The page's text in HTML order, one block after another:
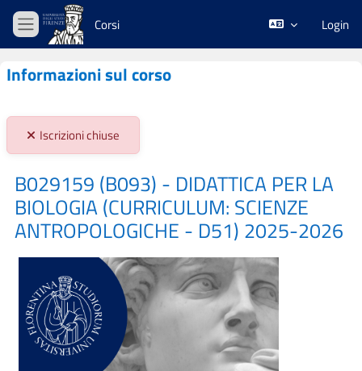
Vai al contenuto principale
Pannello laterale
Corsi Login
Informazioni sul corso
Stato iscrizioni:
Iscrizioni chiuse
B029159 (B093) - DIDATTICA PER LA
BIOLOGIA (CURRICULUM: SCIENZE
ANTROPOLOGICHE - D51) 2025-2026